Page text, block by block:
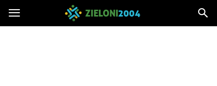
Zieloni2004.pl